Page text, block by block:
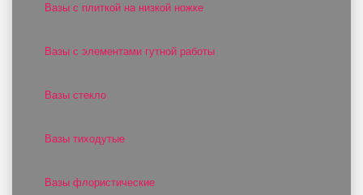
Вазы с плиткой на низкой ножке
Вазы с элементами гутной работы
Вазы стекло
Вазы тиходутые
Вазы флористические